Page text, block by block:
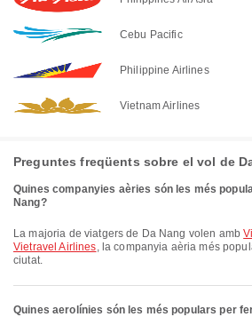
Cebu Pacific
Philippine Airlines
Vietnam Airlines
Preguntes freqüents sobre el vol de
Quines companyies aèries són les més
Nang?
La majoria de viatgers de Da Nang volen amb
Vietravel Airlines, la companyia aèria més
ciutat.
Quines aerolínies són les més populars per